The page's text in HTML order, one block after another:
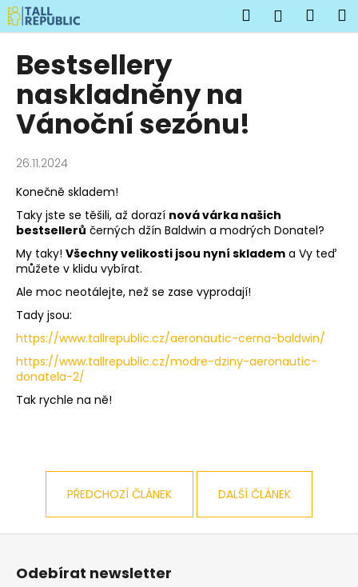
Přejít
na
obsah
Hledat
Bestsellery
naskladněny na
Vánoční sezónu!
26.11.2024
Konečně skladem!
Taky jste se těšili, až dorazí nová várka našich
bestsellerů černých džín Baldwin a modrých Donatel?
My taky! Všechny velikosti jsou nyní skladem a Vy teď
můžete v klidu vybírat.
Ale moc neotálejte, než se zase vyprodají!
Tady jsou:
https://www.tallrepublic.cz/aeronautic-cerna-baldwin/
https://www.tallrepublic.cz/modre-dziny-aeronautic-
donatela-2/
Tak rychle na ně!
PŘEDCHOZÍ ČLÁNEK DALŠÍ ČLÁNEK
K
o
C
o
p
t
ř
e
b
u
j
e
t
e
n
a
j
Z
Odebírat newsletter